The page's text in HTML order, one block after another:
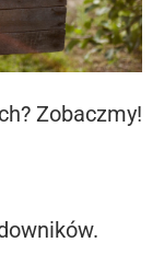
Zobaczmy!